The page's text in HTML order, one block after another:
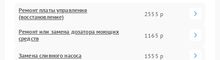
Ремонт платы управления
(восстановление)
2555 р
Ремонт или замена дозатора моющих
средств
1165 р
Замена сливного насоса 1555 р